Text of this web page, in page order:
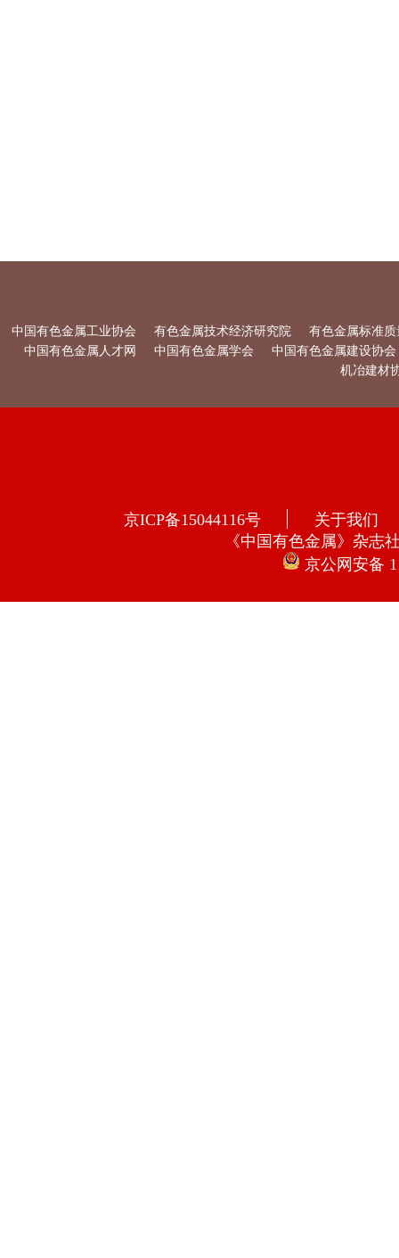
中国有色金属工业协会 有色金属技术经济研究院
有色金属标准
中国有色金属人才网
中国有色金属学会
中国有色金属建设协会
机冶建材
京ICP备15044116号
关于我们
《中国有色金属》杂志
京公网安备